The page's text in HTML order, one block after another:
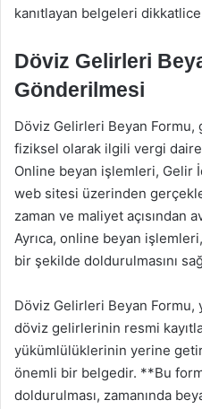
kanıtlayan belgeleri dikkatlice
Döviz Gelirleri
Gönderilmesi
Döviz Gelirleri Beyan
fiziksel olarak ilgili vergi
Online beyan işlemleri, Gelir
web sitesi üzerinden
zaman ve maliyet açısından
Ayrıca, online beyan
bir şekilde doldurulmasını
Döviz Gelirleri Beyan Formu,
döviz gelirlerinin resmi
yükümlülüklerinin yerine
önemli bir belgedir. **Bu
doldurulması, zamanında